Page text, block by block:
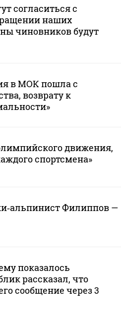
согласиться с
наших
чиновников будут
в МОК пошла с
возврату к
движения,
спортсмена»
Филиппов —
показалось
рассказал, что
сообщение через 3